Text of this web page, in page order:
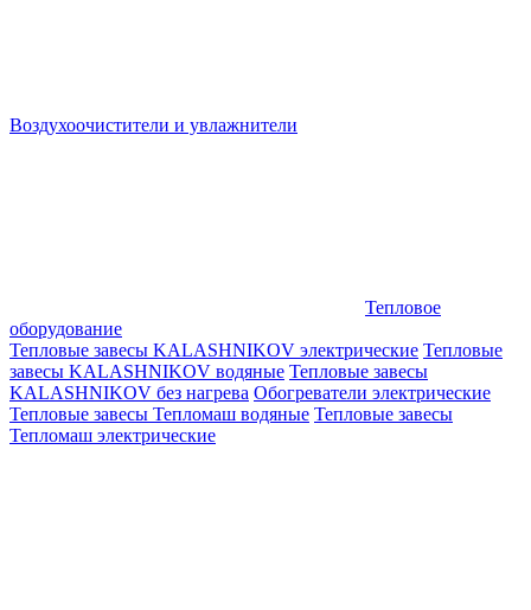
Воздухоочистители и увлажнители
Тепловое
оборудование
Тепловые завесы KALASHNIKOV электрические Тепловые
завесы KALASHNIKOV водяные Тепловые завесы
KALASHNIKOV без нагрева Обогреватели электрические
Тепловые завесы Тепломаш водяные Тепловые завесы
Тепломаш электрические